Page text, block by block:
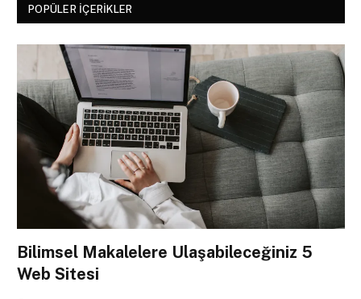
POPÜLER İÇERIKLER
Bilimsel Makalelere Ulaşabileceğiniz 5
Web Sitesi